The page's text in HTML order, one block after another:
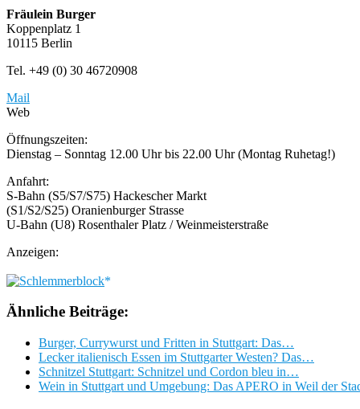
Fräulein Burger
Koppenplatz 1
10115 Berlin
Tel. +49 (0) 30 46720908
Mail
Web
Öffnungszeiten:
Dienstag – Sonntag 12.00 Uhr bis 22.00 Uhr (Montag Ruhetag!)
Anfahrt:
S-Bahn (S5/S7/S75) Hackescher Markt
(S1/S2/S25) Oranienburger Strasse
U-Bahn (U8) Rosenthaler Platz / Weinmeisterstraße
Anzeigen:
Ähnliche Beiträge:
Burger, Currywurst und Fritten in Stuttgart: Das…
Lecker italienisch Essen im Stuttgarter Westen? Das…
Schnitzel Stuttgart: Schnitzel und Cordon bleu in…
Wein in Stuttgart und Umgebung: Das APERO in Weil der